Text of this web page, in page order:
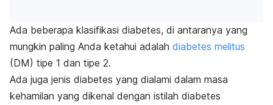
Ada beberapa klasifikasi diabetes, di antaranya yang
mungkin paling Anda ketahui adalah diabetes melitus
(DM) tipe 1 dan tipe 2.
Ada juga jenis diabetes yang dialami dalam masa
kehamilan yang dikenal dengan istilah diabetes